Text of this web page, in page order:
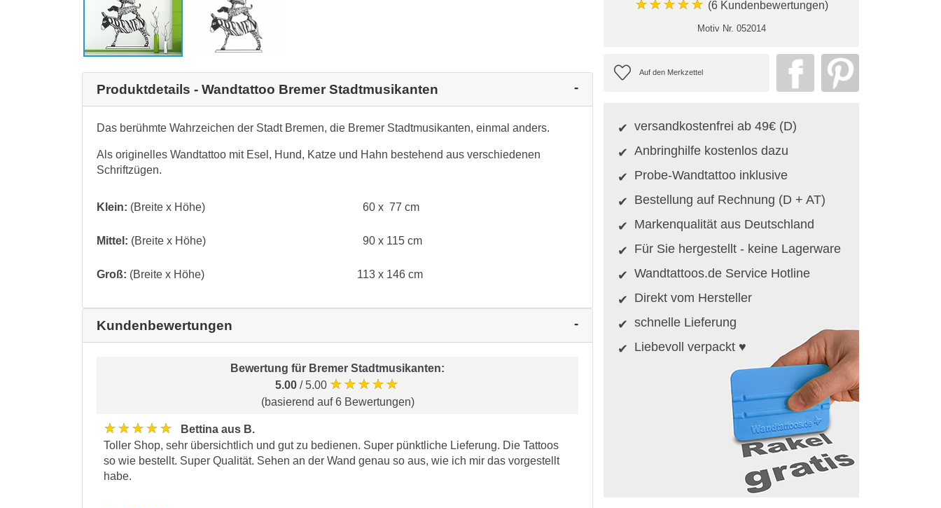
Produktdetails - Wandtattoo Bremer Stadtmusikanten
Das berühmte Wahrzeichen der Stadt Bremen, die Bremer Stadtmusikanten, einmal anders.
Als originelles Wandtattoo mit Esel, Hund, Katze und Hahn bestehend aus verschiedenen
Schriftzügen.
Klein: (Breite x Höhe) 60 x 77 cm
Mittel: (Breite x Höhe) 90 x 115 cm
Groß: (Breite x Höhe) 113 x 146 cm
Kundenbewertungen
Bewertung für Bremer Stadtmusikanten:
5.00 / 5.00 ★★★★★
(basierend auf 6 Bewertungen)
★★★★★
Bettina aus B.
Toller Shop, sehr übersichtlich und gut zu bedienen. Super pünktliche Lieferung. Die Tattoos
so wie bestellt. Super Qualität. Sehen an der Wand genau so aus, wie ich mir das vorgestellt
habe.
★★★★★ (6 Kundenbewertungen)
Motiv Nr. 052014
versandkostenfrei ab 49€ (D)
Anbringhilfe kostenlos dazu
Probe-Wandtattoo inklusive
Bestellung auf Rechnung (D + AT)
Markenqualität aus Deutschland
Für Sie hergestellt - keine Lagerware
Wandtattoos.de Service Hotline
Direkt vom Hersteller
schnelle Lieferung
Liebevoll verpackt ♥